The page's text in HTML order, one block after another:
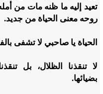
تعيد إليه ما ظنه مات من
روحه معنى الحياة من جديد.
الحياة يا صاحبي لا تشفى
لا تنقذنا الظلال، بل
بضيائها.